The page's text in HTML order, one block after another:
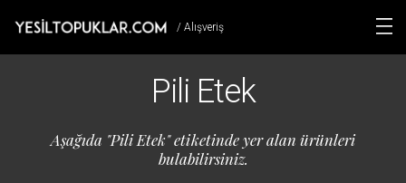
/ Alışveriş
Pili Etek
Aşağıda "Pili Etek" etiketinde yer alan ürünleri
bulabilirsiniz.